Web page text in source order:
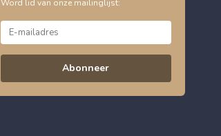
Word lid van onze mailinglijst:
Abonneer